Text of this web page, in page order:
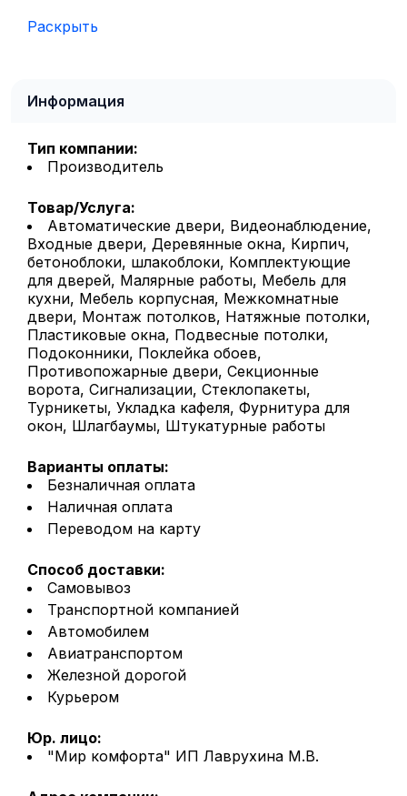
Раскрыть
Информация
Тип компании:
Производитель
Товар/Услуга:
Автоматические двери, Видеонаблюдение,
Входные двери, Деревянные окна, Кирпич,
бетоноблоки, шлакоблоки, Комплектующие
для дверей, Малярные работы, Мебель для
кухни, Мебель корпусная, Межкомнатные
двери, Монтаж потолков, Натяжные потолки,
Пластиковые окна, Подвесные потолки,
Подоконники, Поклейка обоев,
Противопожарные двери, Секционные
ворота, Сигнализации, Стеклопакеты,
Турникеты, Укладка кафеля, Фурнитура для
окон, Шлагбаумы, Штукатурные работы
Варианты оплаты:
Безналичная оплата
Наличная оплата
Переводом на карту
Способ доставки:
Самовывоз
Транспортной компанией
Автомобилем
Авиатранспортом
Железной дорогой
Курьером
Юр. лицо:
"Мир комфорта" ИП Лаврухина М.В.